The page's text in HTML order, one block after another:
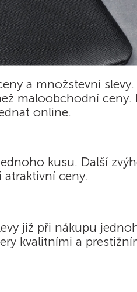
a množstevní
maloobchodní ceny.
online.
kusu. Další
ceny.
již při nákupu
kvalitními a